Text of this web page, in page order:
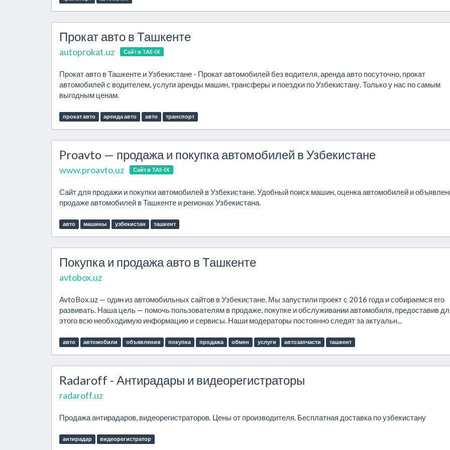
Прокат авто в Ташкенте
autoprokat.uz Сайт в TAS-IX
Прокат авто в Ташкенте и Узбекистане - Прокат автомобилей без водителя, аренда авто посуточно, прокат
автомобилей с водителем, услуги аренды машин, трансферы и поездки по Узбекистану. Только у нас по самым
выгодным ценам.
прокат авто аренда авто авто транспорт
Proavto — продажа и покупка автомобилей в Узбекистане
www.proavto.uz Сайт в TAS-IX
Сайт для продажи и покупки автомобилей в Узбекистане. Удобный поиск машин, оценка автомобилей и
продаже автомобилей в Ташкенте и регионах Узбекистана.
авто машины узбекистан ташкент
Покупка и продажа авто в Ташкенте
avtobox.uz
AvtoBox.uz — один из автомобильных сайтов в Узбекистане. Мы запустили проект с 2016 года и собираемся его
развивать. Наша цель — помочь пользователям в продаже, покупке и обслуживании автомобиля, предоставив
этого всю необходимую информацию и сервисы. Наши модераторы постоянно следят за актуальн...
авто автомобили объявления покупка продажа обмен услуги автозапчасти ташкент
Radaroff - Антирадары и видеорегистраторы
radaroff.uz
Продажа антирадаров, видеорегистраторов. Цены от производителя. Бесплатная доставка по узбекистану
антирадар видеорегистратор